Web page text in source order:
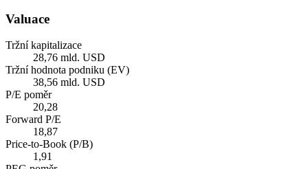
Valuace
Tržní kapitalizace
28,76 mld. USD
Tržní hodnota podniku (EV)
38,56 mld. USD
P/E poměr
20,28
Forward P/E
18,87
Price-to-Book (P/B)
1,91